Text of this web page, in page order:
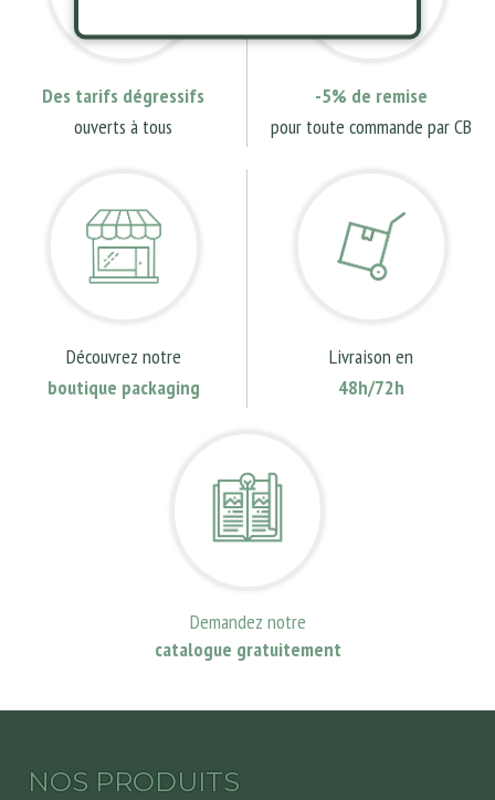
Des tarifs dégressifs
ouverts à tous
-5% de remise
pour toute commande par CB
Découvrez notre
boutique packaging
Livraison en
48h/72h
Demandez notre
catalogue gratuitement
NOS PRODUITS